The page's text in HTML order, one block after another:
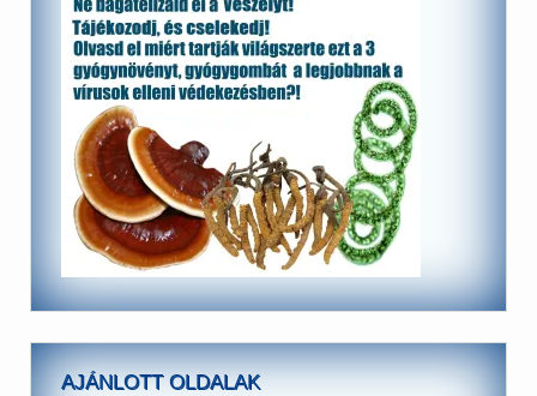
AJÁNLOTT OLDALAK